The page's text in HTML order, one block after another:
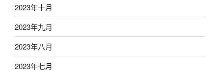
2023年十月
2023年九月
2023年八月
2023年七月